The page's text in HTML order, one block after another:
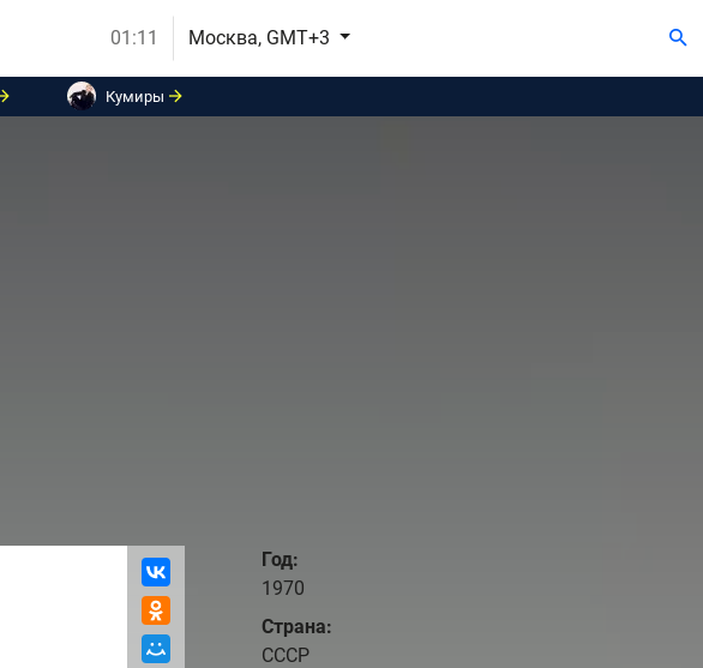
01:11 Москва, GMT+3
Кумиры
Год:
1970
Страна:
СССР